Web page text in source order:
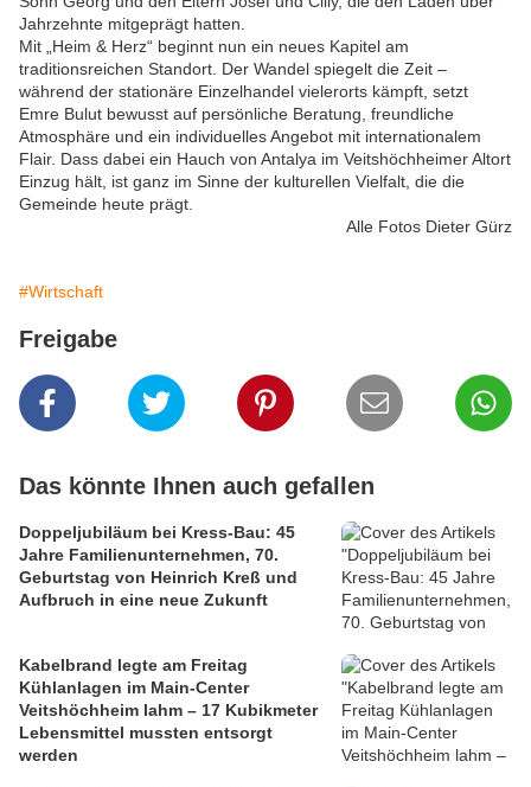
Jahrzehnte mitgeprägt hatten.
Mit „Heim & Herz“ beginnt nun ein neues Kapitel am
traditionsreichen Standort. Der Wandel spiegelt die Zeit –
während der stationäre Einzelhandel vielerorts kämpft, setzt
Emre Bulut bewusst auf persönliche Beratung, freundliche
Atmosphäre und ein individuelles Angebot mit internationalem
Flair. Dass dabei ein Hauch von Antalya im Veitshöchheimer Altort
Einzug hält, ist ganz im Sinne der kulturellen Vielfalt, die die
Gemeinde heute prägt.
Alle Fotos Dieter Gürz
#Wirtschaft
Freigabe
Das könnte Ihnen auch gefallen
Doppeljubiläum bei Kress-Bau: 45
Jahre Familienunternehmen, 70.
Geburtstag von Heinrich Kreß und
Aufbruch in eine neue Zukunft
Kabelbrand legte am Freitag
Kühlanlagen im Main-Center
Veitshöchheim lahm – 17 Kubikmeter
Lebensmittel mussten entsorgt
werden